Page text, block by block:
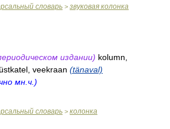
словарь > звуковая колонка
издании) kolumn,
veekraan (tänaval)
мн.ч.)
словарь > колонка